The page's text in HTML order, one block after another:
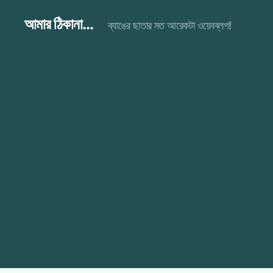
আমার ঠিকানা... ব্যাঙের ছাতার মত আরেকটা ওয়েবব্লগ!